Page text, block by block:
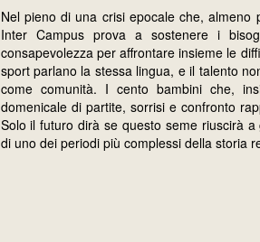
Nel pieno di una crisi epocale che, almeno
Inter Campus prova a sostenere i
consapevolezza per affrontare insieme le
sport parlano la stessa lingua, e il talento
come comunità. I cento bambini che,
domenicale di partite, sorrisi e confronto
Solo il futuro dirà se questo seme riuscirà
di uno dei periodi più complessi della storia